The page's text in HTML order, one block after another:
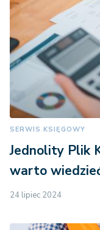
SERWIS KSIĘGOWY
Jednolity Plik
warto
24 lipiec 2024